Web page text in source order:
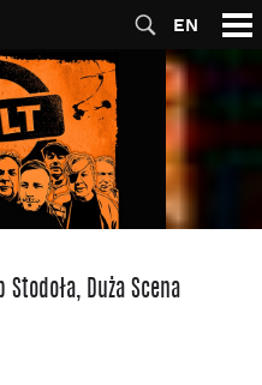
EN
Stodoła, Duża Scena